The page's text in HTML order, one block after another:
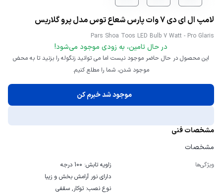
لامپ ال ای دی 7 وات پارس شعاع توس مدل پرو گلاریس
Pars Shoa Toos LED Bulb 7 Watt - Pro Glaris
در حال تامین، به زودی موجود می‌شود!
این محصول در حال حاضر موجود نیست اما می توانید زنگوله را بزنید تا به محض
موجود شدن، شما را مطلع کنیم.
موجود شد خبرم کن
مشخصات فنی
مشخصات
ویژگی‌ها
زاویه تابش: 100 درجه
دارای نور آرامش بخش و زیبا
نوع نصب: توکار, سقفی